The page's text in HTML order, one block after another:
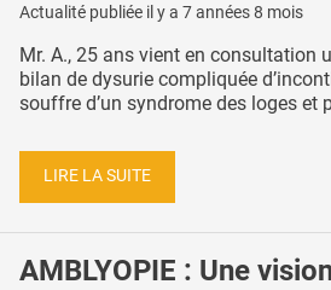
Actualité publiée il y a 7 années 8 mois
Mr. A., 25 ans vient en consultation
bilan de dysurie compliquée
souffre d’un syndrome des loges et
LIRE LA SUITE
AMBLYOPIE : Une